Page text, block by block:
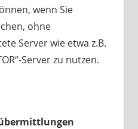
wenn Sie
ohne
Server wie etwa z.B.
Server zu nutzen.